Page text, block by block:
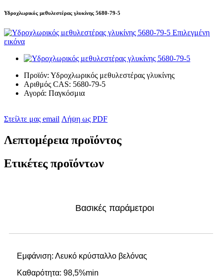
Υδροχλωρικός μεθυλεστέρας γλυκίνης 5680-79-5
Προϊόν: Υδροχλωρικός μεθυλεστέρας γλυκίνης
Αριθμός CAS: 5680-79-5
Αγορά: Παγκόσμια
Στείλτε μας email Λήψη ως PDF
Λεπτομέρεια προϊόντος
Ετικέτες προϊόντων
Βασικές παράμετροι
Εμφάνιση: Λευκό κρύσταλλο βελόνας
Καθαρότητα: 98,5%min